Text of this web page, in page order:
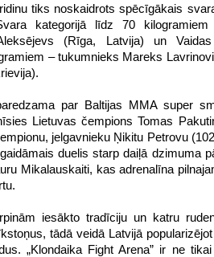
tiks noskaidrots spēcīgākais
kategorijā līdz 70 kilogramiem
(Rīga, Latvija) un Vaidas
– tukumnieks Mareks
par Baltijas MMA super
Lietuvas čempions Tomas
jelgavnieku Ņikitu Petrovu
duelis starp daiļā dzimuma
Mikalauskaiti, kas adrenalīna
iesākto tradīciju un katru
tādā veidā Latvijā
„Klondaika Fight Arena” ir ne